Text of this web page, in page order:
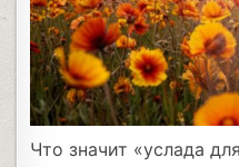
Что значит «услада